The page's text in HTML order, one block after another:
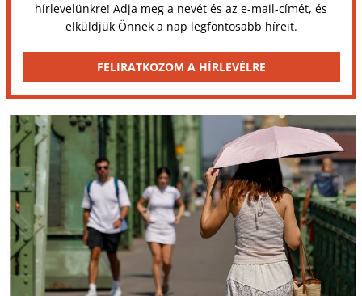
hírlevelünkre! Adja meg a nevét és az e-mail-címét, és
elküldjük Önnek a nap legfontosabb híreit.
FELIRATKOZOM A HÍRLEVÉLRE